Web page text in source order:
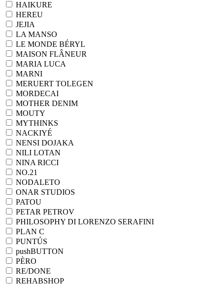
HAIKURE
HEREU
JEJIA
LA MANSO
LE MONDE BÉRYL
MAISON FLÂNEUR
MARIA LUCA
MARNI
MERUERT TOLEGEN
MORDECAI
MOTHER DENIM
MOUTY
MYTHINKS
NACKIYÉ
NENSI DOJAKA
NILI LOTAN
NINA RICCI
NO.21
NODALETO
ONAR STUDIOS
PATOU
PETAR PETROV
PHILOSOPHY DI LORENZO SERAFINI
PLAN C
PUNTÚS
pushBUTTON
PÈRO
RE/DONE
REHABSHOP